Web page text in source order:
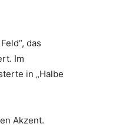
das
Im
in „Halbe
Akzent.